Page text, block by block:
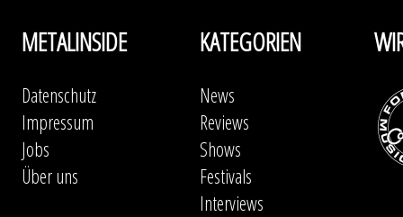
METALINSIDE
Datenschutz
Impressum
Jobs
Über uns
KATEGORIEN
News
Reviews
Shows
Festivals
Interviews